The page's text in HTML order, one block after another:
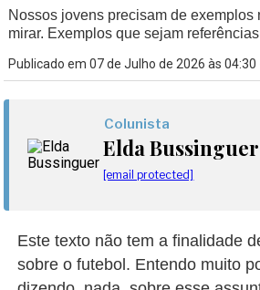
Nossos jovens precisam de exemplos
mirar. Exemplos que sejam
Publicado em 07 de Julho de 2026 às
Colunista
Elda Bussinguer
[email protected]
Este texto não tem a finalidade
sobre o futebol. Entendo muito